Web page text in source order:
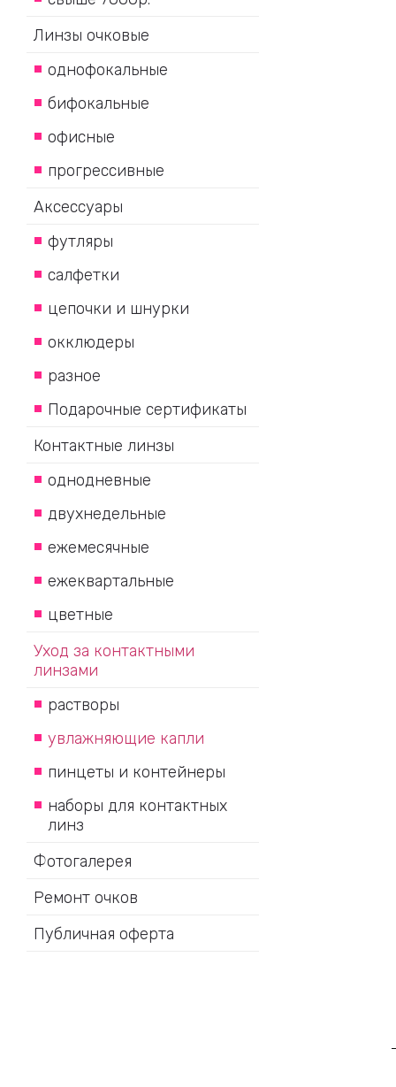
Линзы очковые
однофокальные
бифокальные
офисные
прогрессивные
Аксессуары
футляры
салфетки
цепочки и шнурки
окклюдеры
разное
Подарочные сертификаты
Контактные линзы
однодневные
двухнедельные
ежемесячные
ежеквартальные
цветные
Уход за контактными
линзами
растворы
увлажняющие капли
пинцеты и контейнеры
наборы для контактных
линз
Фотогалерея
Ремонт очков
Публичная оферта